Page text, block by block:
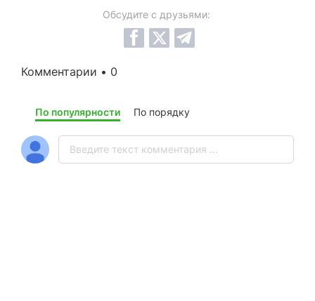
Обсудите с друзьями:
Комментарии • 0
По популярности По порядку